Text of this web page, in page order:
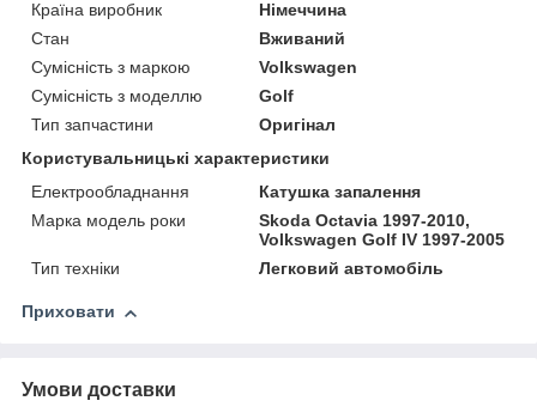
Країна виробник
Німеччина
Стан
Вживаний
Сумісність з маркою
Volkswagen
Сумісність з моделлю
Golf
Тип запчастини
Оригінал
Користувальницькі характеристики
Електрообладнання
Катушка запалення
Марка модель роки
Skoda Octavia 1997-2010,
Volkswagen Golf IV 1997-2005
Тип техніки
Легковий автомобіль
Приховати
Умови доставки